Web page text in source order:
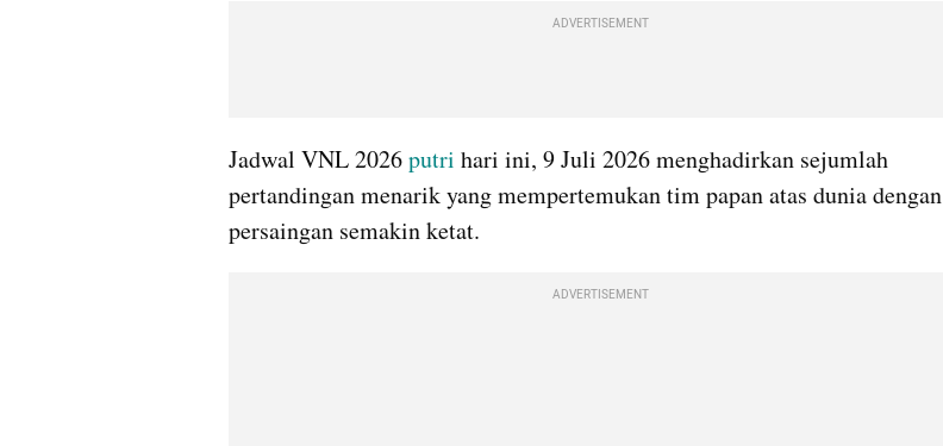
ADVERTISEMENT
Jadwal VNL 2026 putri hari ini, 9 Juli 2026 menghadirkan sejumlah
pertandingan menarik yang mempertemukan tim papan atas dunia dengan
persaingan semakin ketat.
ADVERTISEMENT